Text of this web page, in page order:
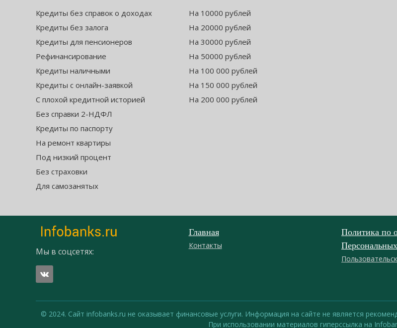
Кредиты без справок о доходах
Кредиты без залога
Кредиты для пенсионеров
Рефинансирование
Кредиты наличными
Кредиты с онлайн-заявкой
С плохой кредитной историей
Без справки 2-НДФЛ
Кредиты по паспорту
На ремонт квартиры
Под низкий процент
Без страховки
Для самозанятых
На 10000 рублей
На 20000 рублей
На 30000 рублей
На 50000 рублей
На 100 000 рублей
На 150 000 рублей
На 200 000 рублей
Мы в соцсетях:
Главная
Контакты
Политика по
© 2024. Сайт infobanks.ru не оказывает финансовые услуги. Информация на сайте не является
При использовании материалов гиперссылка на